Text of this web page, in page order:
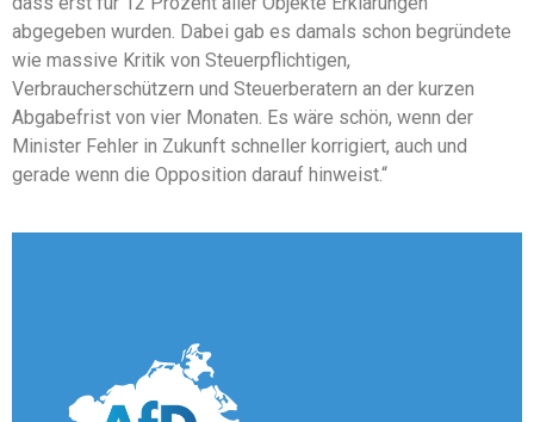
abgegeben wurden. Dabei gab es damals schon begründete
wie massive Kritik von Steuerpflichtigen,
Verbraucherschützern und Steuerberatern an der kurzen
Abgabefrist von vier Monaten. Es wäre schön, wenn der
Minister Fehler in Zukunft schneller korrigiert, auch und
gerade wenn die Opposition darauf hinweist.“